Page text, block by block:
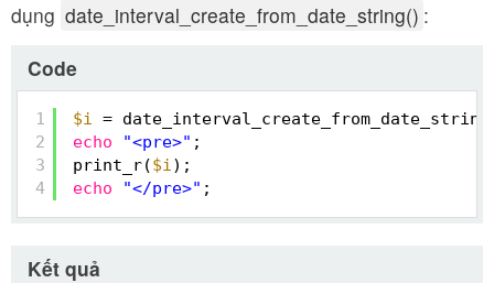
dụng date_interval_create_from_date_string() :
Code
1
2
3
4
$i =
echo
"<pre>" ;
print_r($i);
echo
"</pre>" ;
Kết quả